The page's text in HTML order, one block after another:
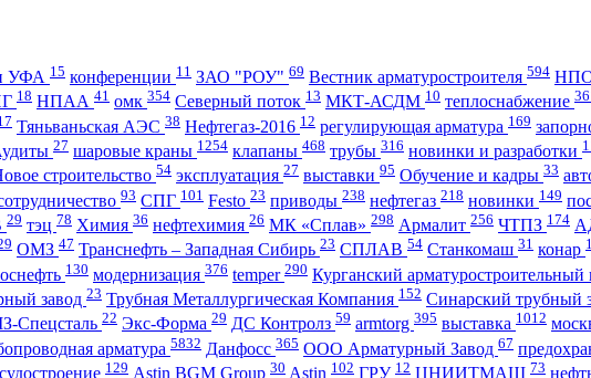
УФА 15 конференции 11 ЗАО "РОУ" 69 Вестник арматуростроителя 594 НПО
18 НПАА 41 омк 354 Северный поток 13 МКТ-АСДМ 10 теплоснабжение
Тяньваньская АЭС 38 Нефтегаз-2016 12 регулирующая арматура 169
27 шаровые краны 1254 клапаны 468 трубы 316 новинки и разработки
строительство 54 эксплуатация 27 выставки 95 Обучение и кадры 33
93 СПГ 101 Festo 23 приводы 238 нефтегаз 218 новинки 149
29 тэц 78 Химия 36 нефтехимия 26 МК «Сплав» 298 Армалит 256 ЧТПЗ 174
ОМЗ 47 Транснефть – Западная Сибирь 23 СПЛАВ 54 Станкомаш 31 конар
130 модернизация 376 temper 290 Курганский арматуростроительный
завод 23 Трубная Металлургическая Компания 152 Синарский трубный
Спецсталь 22 Экс-Форма 29 ДС Контролз 59 armtorg 395 выставка 1012
арматура 5832 Данфосс 365 ООО Арматурный Завод 67
судостроение 129 Astin BGM Group 30 Astin 102 ГРУ 12 ЦНИИТМАШ 73